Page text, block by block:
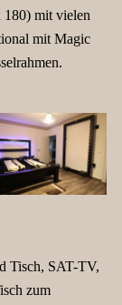
180) mit vielen
mit Magic
Tisch, SAT-TV,
zum